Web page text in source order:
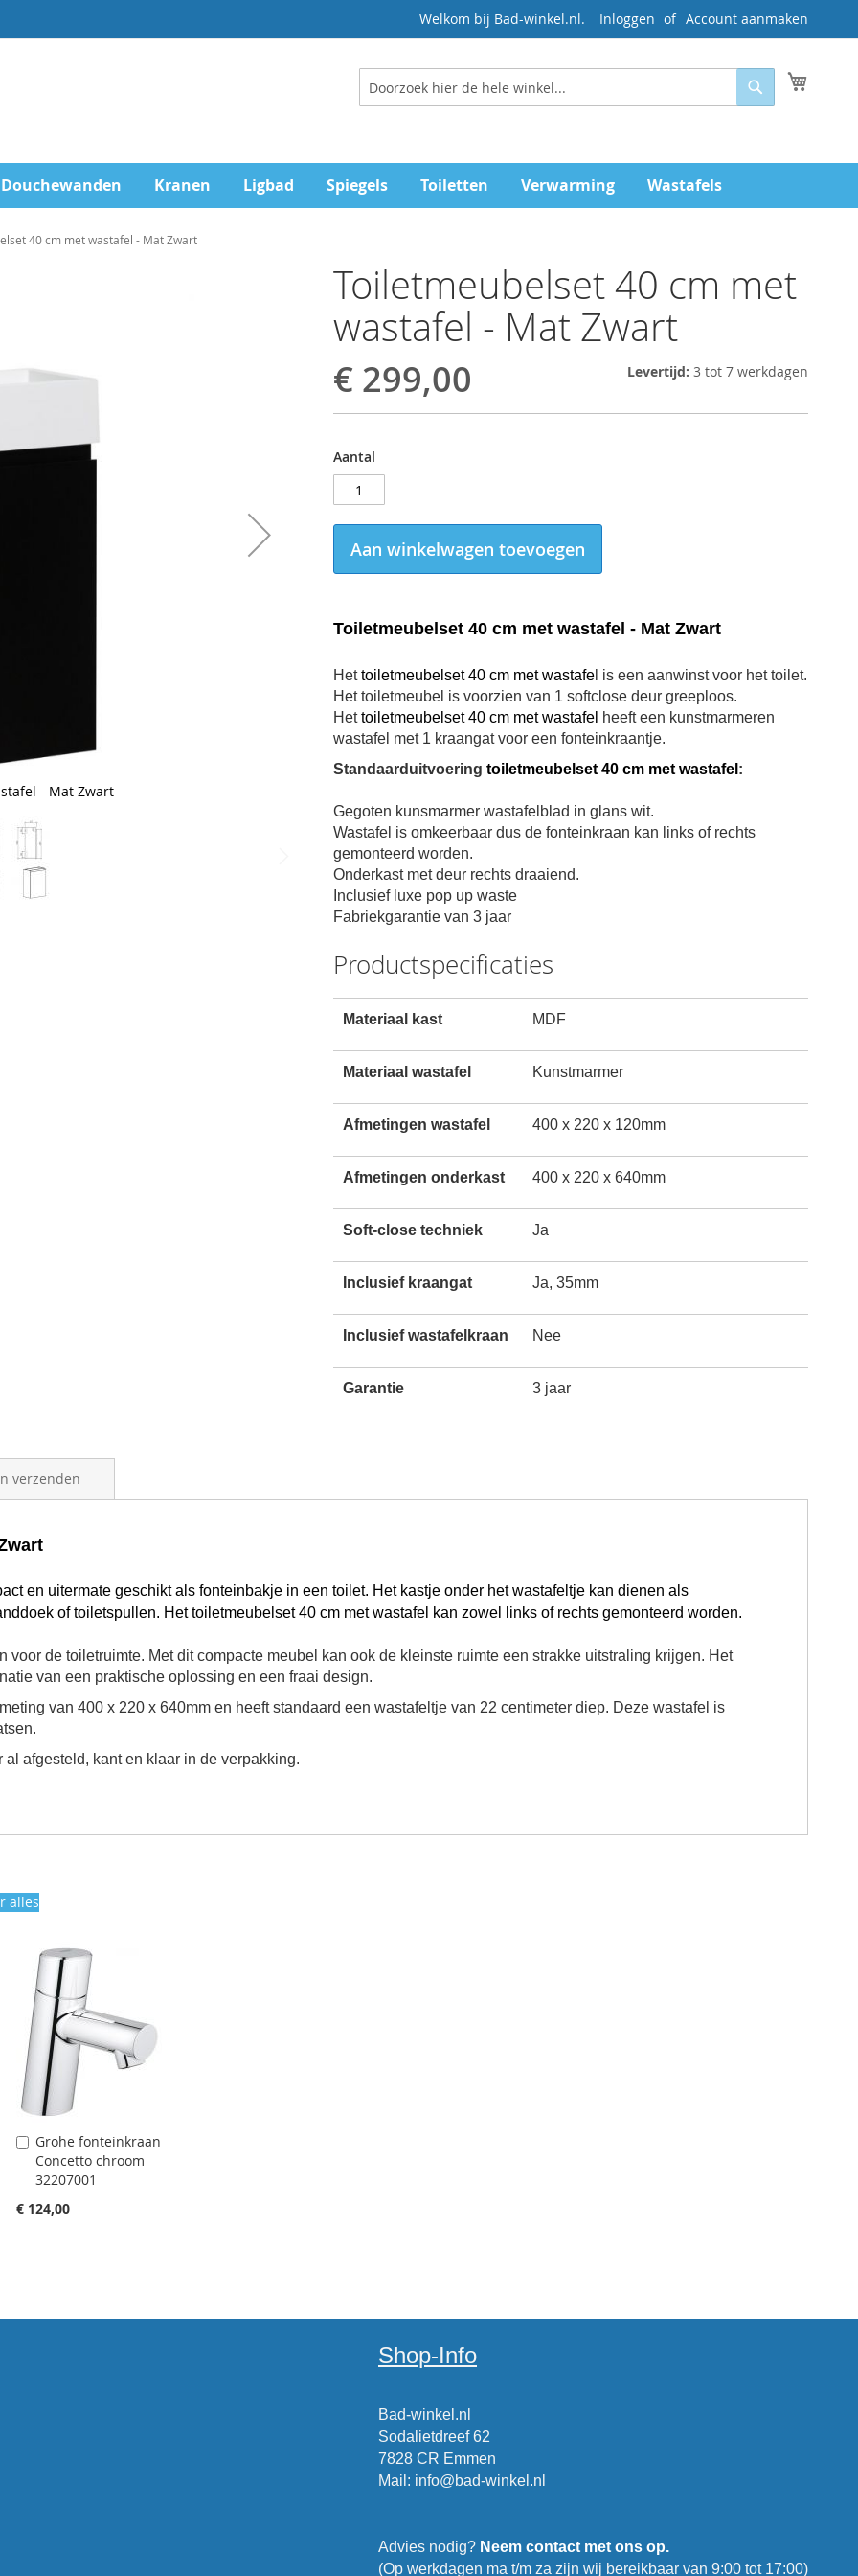
Welkom bij Bad-winkel.nl. Inloggen Account aanmaken
Zoeken
Zoeken
Douchewanden Kranen Ligbad Spiegels Toiletten Verwarming Wastafels
40 cm met wastafel - Mat Zwart
Toiletmeubelset 40 cm met
wastafel - Mat Zwart
€ 299,00 Levertijd: 3 tot 7 werkdagen
Aantal
Aan winkelwagen toevoegen
Toiletmeubelset 40 cm met wastafel - Mat Zwart
Hettoiletmeubelset 40 cm met wastafe l is een aanwinst voor het toilet.
Het toiletmeubel is voorzien van 1 softclose deur greeploos.
Hettoiletmeubelset 40 cm met wastafel heeft een kunstmarmeren
wastafel met 1 kraangat voor een fonteinkraantje.
Standaarduitvoering toiletmeubelset 40 cm met wastafel :
Gegoten kunsmarmer wastafelblad in glans wit.
Wastafel is omkeerbaar dus de fonteinkraan kan links of rechts
gemonteerd worden.
Onderkast met deur rechts draaiend.
Inclusief luxe pop up waste
Fabriekgarantie van 3 jaar
Productspecificaties
Materiaal kast MDF
Materiaal wastafel Kunstmarmer
Afmetingen wastafel 400 x 220 x 120mm
Afmetingen onderkast 400 x 220 x 640mm
Soft-close techniek Ja
Inclusief kraangat Ja, 35mm
Inclusief wastafelkraan Nee
Garantie 3 jaar
- Mat Zwart
en uitermate geschikt als fonteinbakje in een toilet. Het kastje onder het wastafeltje kan dienen als
of toiletspullen. Hettoiletmeubelset 40 cm met wastafel kan zowel links of rechts gemonteerd worden.
voor de toiletruimte. Met dit compacte meubel kan ook de kleinste ruimte een strakke uitstraling krijgen. Het
van een praktische oplossing en een fraai design.
van 400 x 220 x 640mm en heeft standaard een wastafeltje van 22 centimeter diep. Deze wastafel is
afgesteld, kant en klaar in de verpakking.
verzenden
alles
Grohe fonteinkraan
Concetto chroom
32207001
€ 124,00
Aan
winkelwagen
toevoegen
Shop-Info
Bad-winkel.nl
Sodalietdreef 62
7828 CR Emmen
Mail : info@bad-winkel.nl
Advies nodig? Neem contact met ons op.
(Op werkdagen ma t/m za zijn wij bereikbaar van 9:00 tot 17:00)